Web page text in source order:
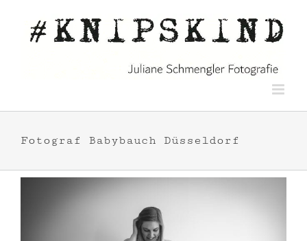
Inhalt
springen
Fotograf Babybauch Düsseldorf